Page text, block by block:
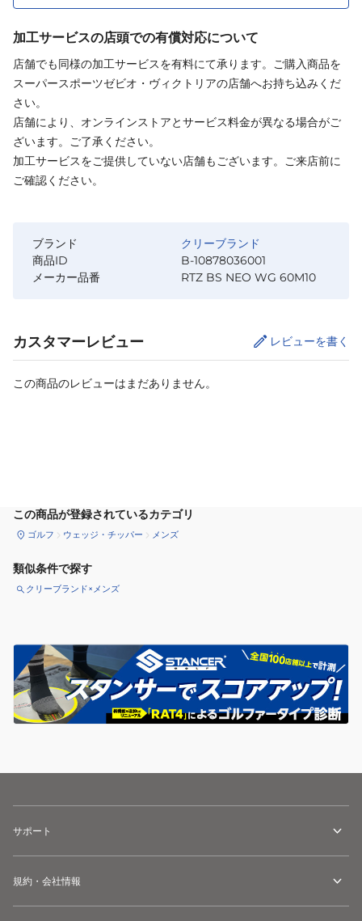
加工サービスの店頭での有償対応について
店舗でも同様の加工サービスを有料にて承ります。ご購入商品を
スーパースポーツゼビオ・ヴィクトリアの店舗へお持ち込みくだ
さい。
店舗により、オンラインストアとサービス料金が異なる場合がご
ざいます。ご了承ください。
加工サービスをご提供していない店舗もございます。ご来店前に
ご確認ください。
ブランド
クリーブランド
商品ID
B-10878036001
メーカー品番
RTZ BS NEO WG 60M10
カスタマーレビュー レビューを書く
この商品のレビューはまだありません。
この商品が登録されているカテゴリ
ゴルフ ウェッジ・チッパー メンズ
類似条件で探す
クリーブランド×メンズ
サポート
規約・会社情報